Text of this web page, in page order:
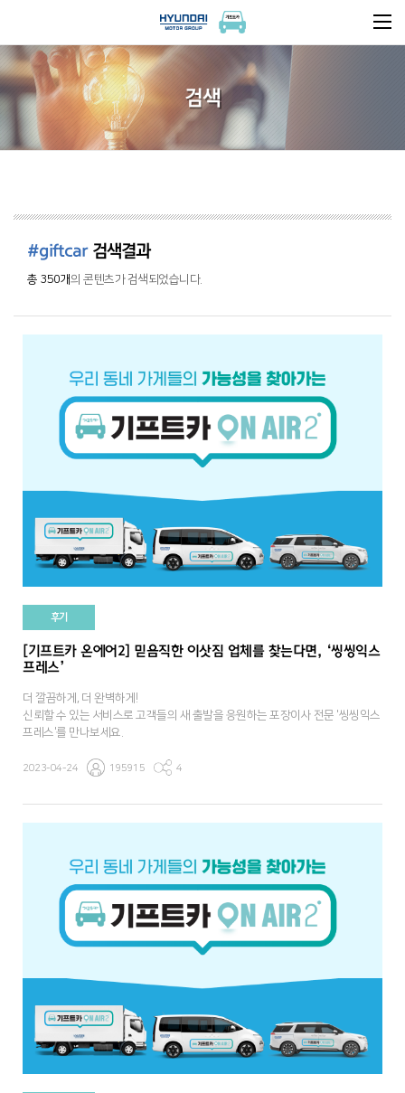
검색
#giftcar검색결과
총 350개의 콘텐츠가 검색되었습니다.
후기
[기프트카 온에어2] 믿음직한 이삿짐 업체를 찾는다면, ‘씽씽익스
프레스’
더 깔끔하게, 더 완벽하게!
신뢰할 수 있는 서비스로 고객들의 새 출발을 응원하는 포장이사 전문 '씽씽익스
프레스'를 만나보세요.
2023-04-24 195915 4